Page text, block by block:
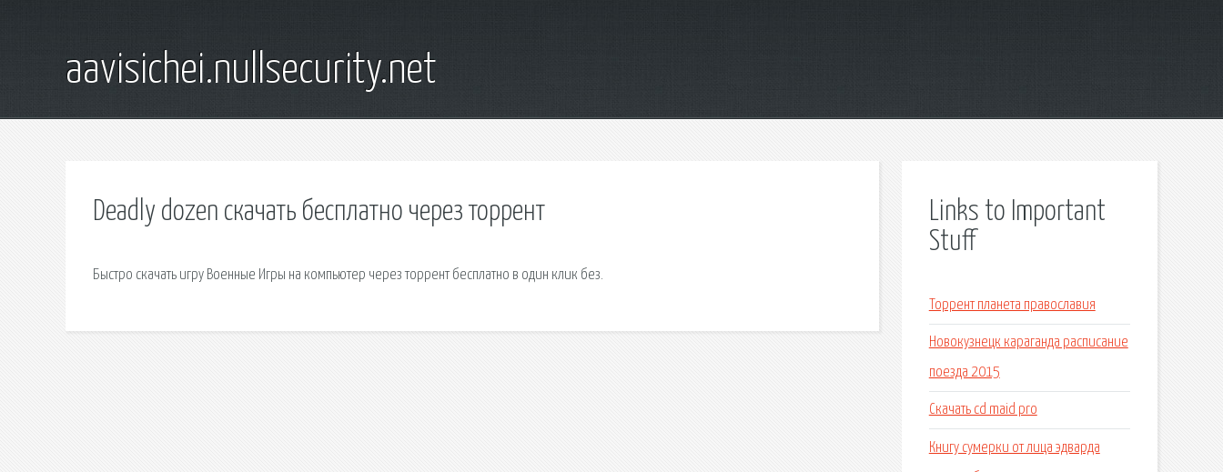
aavisichei.nullsecurity.net
Deadly dozen скачать бесплатно через торрент
Быстро скачать игру Военные Игры на компьютер через торрент бесплатно в один клик без.
Links to Important
Stuff
Торрент планета православия
Новокузнецк караганда расписание
поезда 2015
Скачать cd maid pro
Книгу сумерки от лица эдварда